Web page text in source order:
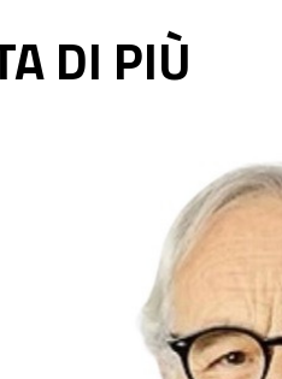
DI PIÙ